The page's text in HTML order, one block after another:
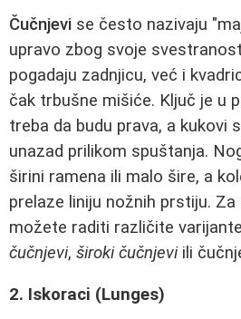
Čučnjevi se često nazivaju
upravo zbog svoje
pogadaju zadnjicu, već i
čak trbušne mišiće. Ključ je u
treba da budu prava, a kukovi
unazad prilikom spuštanja.
širini ramena ili malo šire, a
prelaze liniju nožnih prstiju.
možete raditi različite
čučnjevi, široki čučnjeviili
2. Iskoraci (Lunges)